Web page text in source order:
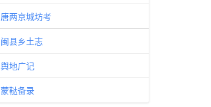
唐两京城坊考
闽县乡土志
舆地广记
蒙鞑备录